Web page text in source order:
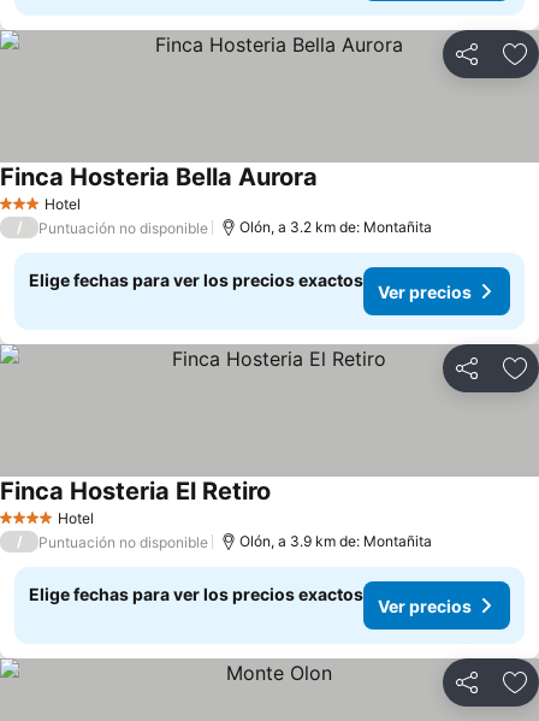
Compartir
3 Estrellas
Hotel
Finca Hosteria Bella Aurora
/ Puntuación no disponible Olón, a 3.2 km de: Montañita
Elige fechas para ver los precios exactos
Ver precios
Compartir
4 EstrellasHotel
Finca Hosteria El Retiro
/ Puntuación no disponible Olón, a 3.9 km de: Montañita
Elige fechas para ver los precios exactos
Ver precios
Compartir